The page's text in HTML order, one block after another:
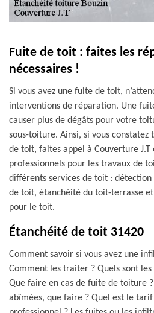
Fuite de toit : faites les
nécessaires !
Si vous avez une fuite de toit,
interventions de réparation. Une
causer plus de dégâts pour votre
sous-toiture. Ainsi, si vous constatez
de toit, faites appel à Couverture J.T
professionnels pour les travaux de
différents services de toit :
de toit, étanchéité du toit-terrasse
pour le toit.
Étanchéité de toit 31420
Comment savoir si vous avez une
Comment les traiter ? Quels sont
Que faire en cas de fuite de toiture ?
abîmées, que faire ? Quel est le